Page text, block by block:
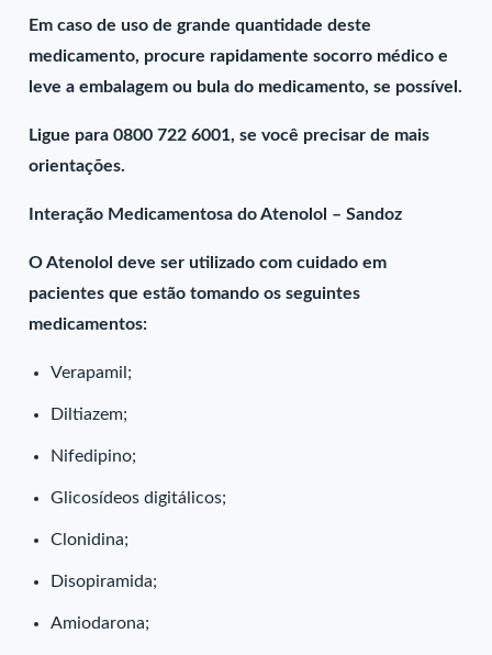
Em caso de uso de grande quantidade deste
medicamento, procure rapidamente socorro médico e
leve a embalagem ou bula do medicamento, se possível.
Ligue para 0800 722 6001, se você precisar de mais
orientações.
Interação Medicamentosa do Atenolol – Sandoz
O Atenolol deve ser utilizado com cuidado em
pacientes que estão tomando os seguintes
medicamentos:
Verapamil;
Diltiazem;
Nifedipino;
Glicosídeos digitálicos;
Clonidina;
Disopiramida;
Amiodarona;